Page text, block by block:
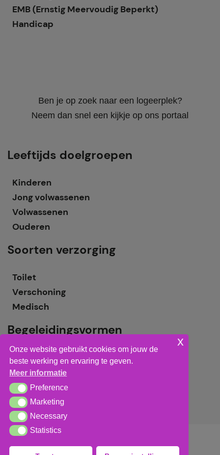
EMB (Ernstig Meervoudig Beperkt)
Handicap
Ben je op zoek naar een logeerplek?
Neem dan snel een kijkje op ons portaal
Leeftijds doelgroepen
Kinderen
Jong volwassenen
Volwassenen
Ouderen
Soorten verzorging
Toilet
Verschoning
Medisch
Begeleidingsvormen
Grote groepsbegeleiding
Kleine groepsbegeleiding
Individuele begeleiding
cookieverklaring
Onze website gebruikt cookies om jouw de
beste werking en ervaring te geven.
Meer informatie
PreferencePreference
MarketingMarketing
NecessaryNecessary
StatisticsStatistics
x